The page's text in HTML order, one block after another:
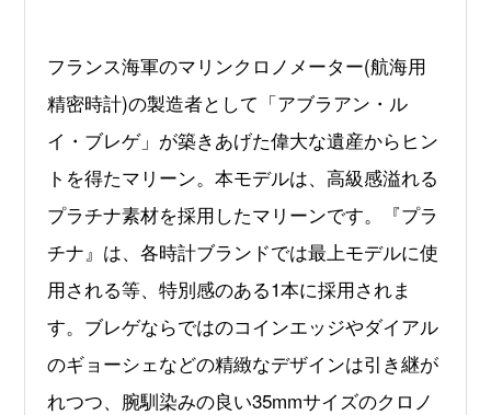
フランス海軍のマリンクロノメーター(航海用
精密時計)の製造者として「アブラアン・ル
イ・ブレゲ」が築きあげた偉大な遺産からヒン
トを得たマリーン。本モデルは、高級感溢れる
プラチナ素材を採用したマリーンです。『プラ
チナ』は、各時計ブランドでは最上モデルに使
用される等、特別感のある1本に採用されま
す。ブレゲならではのコインエッジやダイアル
のギョーシェなどの精緻なデザインは引き継が
れつつ、腕馴染みの良い35mmサイズのクロノ